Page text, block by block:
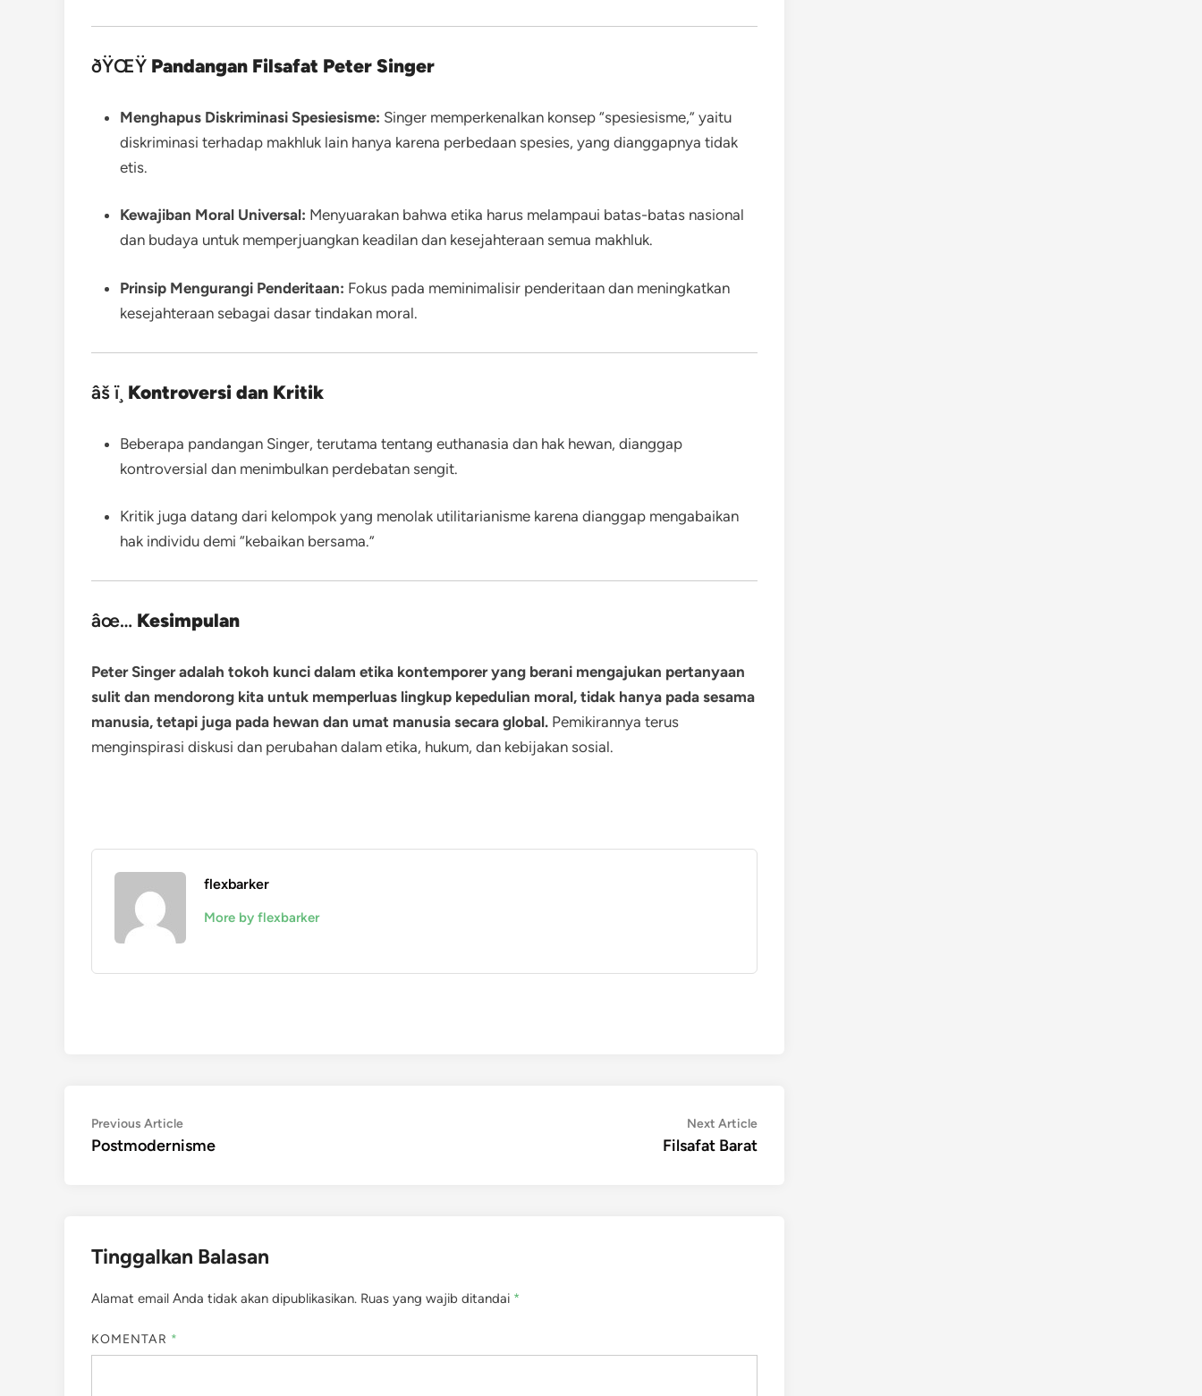
ðŸŒŸ Pandangan Filsafat Peter Singer
Menghapus Diskriminasi Spesiesisme: Singer memperkenalkan konsep “spesiesisme,” yaitu
diskriminasi terhadap makhluk lain hanya karena perbedaan spesies, yang dianggapnya tidak
etis.
Kewajiban Moral Universal: Menyuarakan bahwa etika harus melampaui batas-batas nasional
dan budaya untuk memperjuangkan keadilan dan kesejahteraan semua makhluk.
Prinsip Mengurangi Penderitaan: Fokus pada meminimalisir penderitaan dan meningkatkan
kesejahteraan sebagai dasar tindakan moral.
âš ï¸ Kontroversi dan Kritik
Beberapa pandangan Singer, terutama tentang euthanasia dan hak hewan, dianggap
kontroversial dan menimbulkan perdebatan sengit.
Kritik juga datang dari kelompok yang menolak utilitarianisme karena dianggap mengabaikan
hak individu demi “kebaikan bersama.”
âœ… Kesimpulan
Peter Singer adalah tokoh kunci dalam etika kontemporer yang berani mengajukan pertanyaan
sulit dan mendorong kita untuk memperluas lingkup kepedulian moral, tidak hanya pada sesama
manusia, tetapi juga pada hewan dan umat manusia secara global. Pemikirannya terus
menginspirasi diskusi dan perubahan dalam etika, hukum, dan kebijakan sosial.
flexbarker
More by flexbarker
Navigasi
pos
Previous ArticlePrevious
article:
Postmodernisme
Next ArticleNext
article:
Filsafat Barat
Tinggalkan Balasan
Alamat email Anda tidak akan dipublikasikan. Ruas yang wajib ditandai *
KOMENTAR *